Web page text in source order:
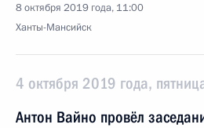
8 октября 2019 года, 11:00
Ханты-Мансийск
4 октября 2019 года,
Антон Вайно провёл